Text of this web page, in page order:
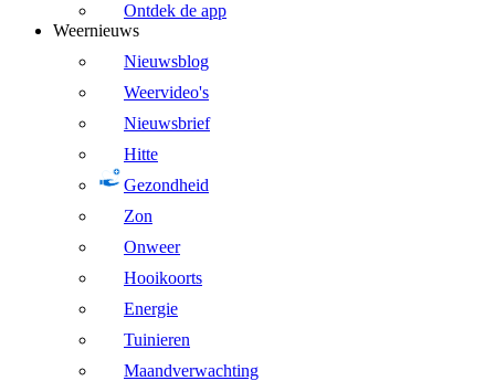
Ontdek de app
Weernieuws
Nieuwsblog
Weervideo's
Nieuwsbrief
Hitte
Gezondheid
Zon
Onweer
Hooikoorts
Energie
Tuinieren
Maandverwachting